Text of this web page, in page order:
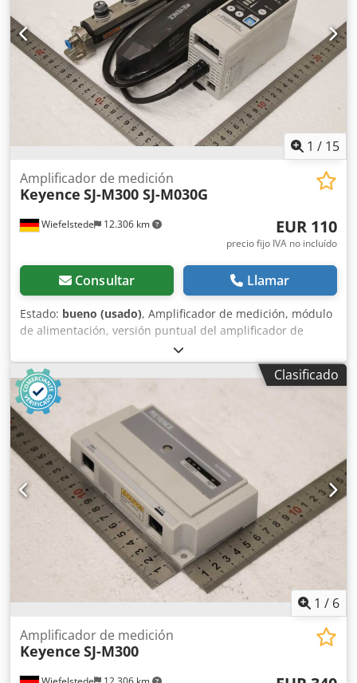
1 / 15
Wiefelstede 12.306 km
Amplificador de medición
Keyence SJ-M300 SJ-M030G
EUR 110
precio fijo IVA no incluído
Consultar Llamar
Estado: bueno (usado), Amplificador de medición, módulo
de alimentación, versión puntual del amplificador de
medición - Fabricante: Keyence, versión puntual del
amplificador de medición - Tipo: SJ-M300 - Barra de
descarga: tipo SJ-M030G Cedpfxjxv Sf Us An Esha -
Cantidad: 3x amplificadores de medición disponibles -
Precio: por unidad - Dimensiones de transporte:
250/180/H80 mm - Peso: 0,9 kg/unidad
Clasificado
1 / 6
Amplificador de medición
Keyence SJ-M300